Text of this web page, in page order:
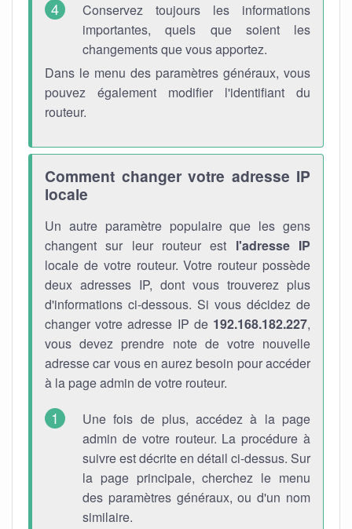
Conservez toujours les informations
importantes, quels que soient les
changements que vous apportez.
Dans le menu des paramètres généraux, vous
pouvez également modifier l'identifiant du
routeur.
Comment changer votre adresse IP
locale
Un autre paramètre populaire que les gens
changent sur leur routeur est l'adresse IP
locale de votre routeur. Votre routeur possède
deux adresses IP, dont vous trouverez plus
d'informations ci-dessous. Si vous décidez de
changer votre adresse IP de 192.168.182.227,
vous devez prendre note de votre nouvelle
adresse car vous en aurez besoin pour accéder
à la page admin de votre routeur.
Une fois de plus, accédez à la page
admin de votre routeur. La procédure à
suivre est décrite en détail ci-dessus. Sur
la page principale, cherchez le menu
des paramètres généraux, ou d'un nom
similaire.